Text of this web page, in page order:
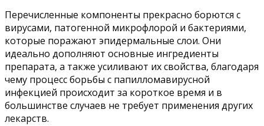
Перечисленные компоненты прекрасно борются с
вирусами, патогенной микрофлорой и бактериями,
которые поражают эпидермальные слои. Они
идеально дополняют основные ингредиенты
препарата, а также усиливают их свойства, благодаря
чему процесс борьбы с папилломавирусной
инфекцией происходит за короткое время и в
большинстве случаев не требует применения других
лекарств.